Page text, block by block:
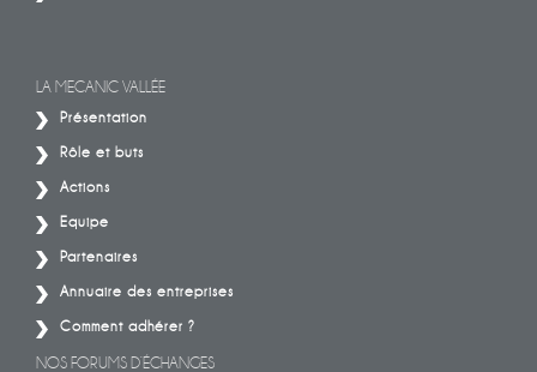
LA MECANIC VALLÉE
Présentation
Rôle et buts
Actions
Equipe
Partenaires
Annuaire des entreprises
Comment adhérer ?
NOS FORUMS D’ÉCHANGES